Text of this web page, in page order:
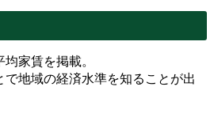
家賃を掲載。
地域の経済水準を知ることが出